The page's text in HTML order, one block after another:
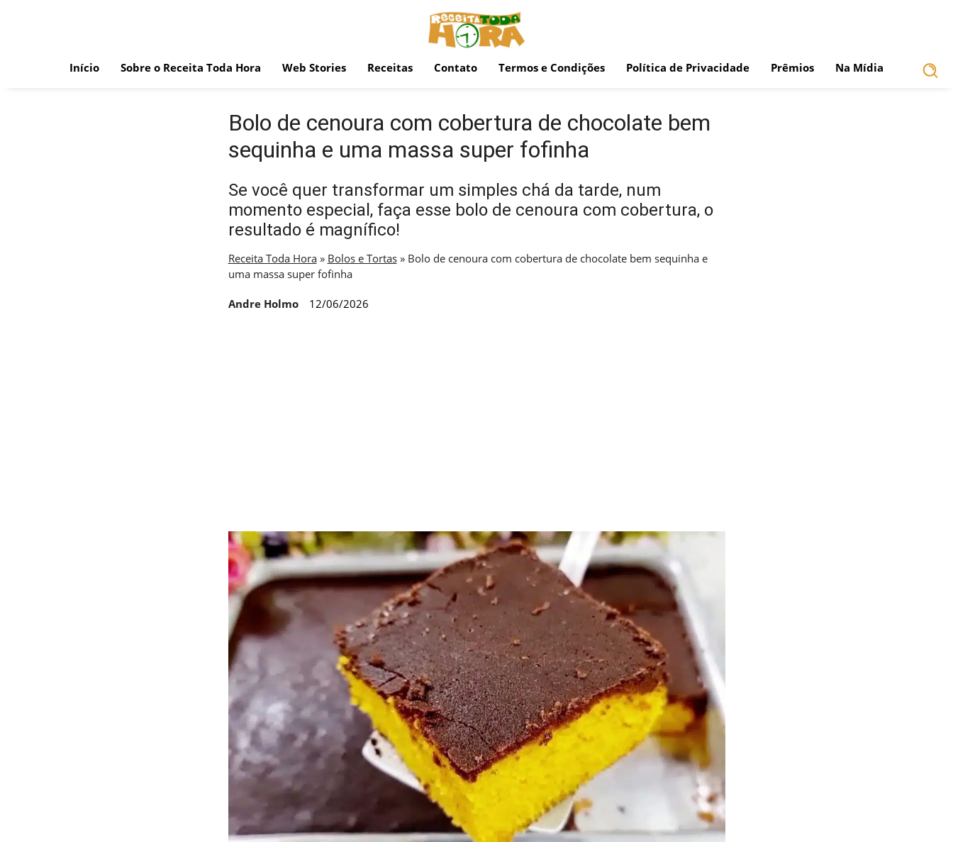
Início Sobre o Receita Toda Hora Web Stories Receitas Contato Termos e Condições Política de Privacidade Prêmios Na Mídia
Bolo de cenoura com cobertura de chocolate bem
sequinha e uma massa super fofinha
Se você quer transformar um simples chá da tarde, num
momento especial, faça esse bolo de cenoura com cobertura, o
resultado é magnífico!
Receita Toda Hora» Bolos e Tortas» Bolo de cenoura com cobertura de chocolate bem sequinha e
uma massa super fofinha
Andre Holmo 12/06/2026